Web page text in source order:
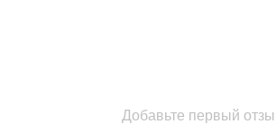
Добавьте первый